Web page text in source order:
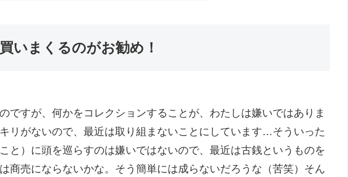
いまくるのがお勧め！
ですが、何かをコレクションすることが、わたしは嫌いではありま
リがないので、最近は取り組まないことにしています…そういった
と）に頭を巡らすのは嫌いではないので、最近は古銭というものを
売にならないかな。そう簡単には成らないだろうな（苦笑）そん